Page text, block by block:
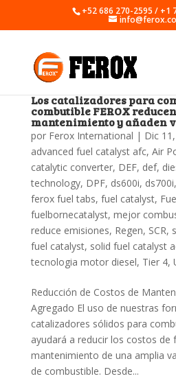
+52 686 270-2595 / +1
Los catalizadores para
combutible FEROX
mantenimiento y añaden
por Ferox International | Dic
advanced fuel catalyst afc, Air
catalytic converter, DEF, def,
technology, DPF, ds600i, ds700i,
ferox fuel tabs, fuel catalyst,
fuelbornecatalyst, mejor
reduce emisiones, Regen, SCR,
fuel catalyst, solid fuel catalyst
tecnologia motor diesel, Tier 4,
Reducción de Costos de
Agregado El uso de nuestras
catalizadores sólidos para
ayudará a reducir los costos de
mantenimiento de una amplia
de combustible. Desde...